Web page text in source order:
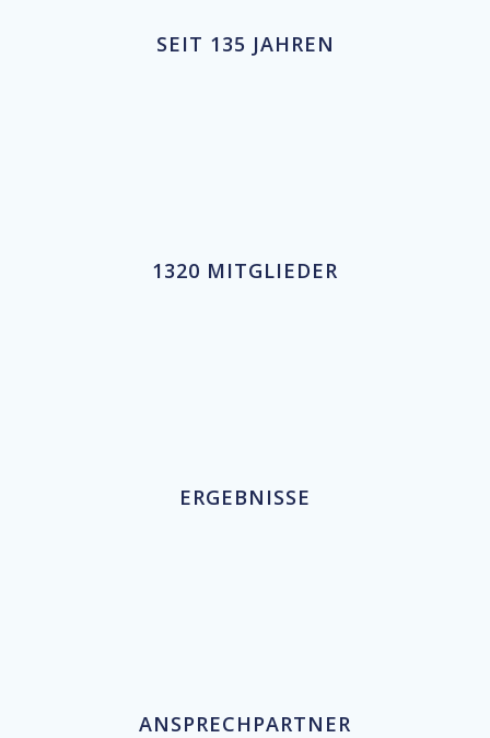
SEIT 135 JAHREN
1320 MITGLIEDER
ERGEBNISSE
ANSPRECHPARTNER